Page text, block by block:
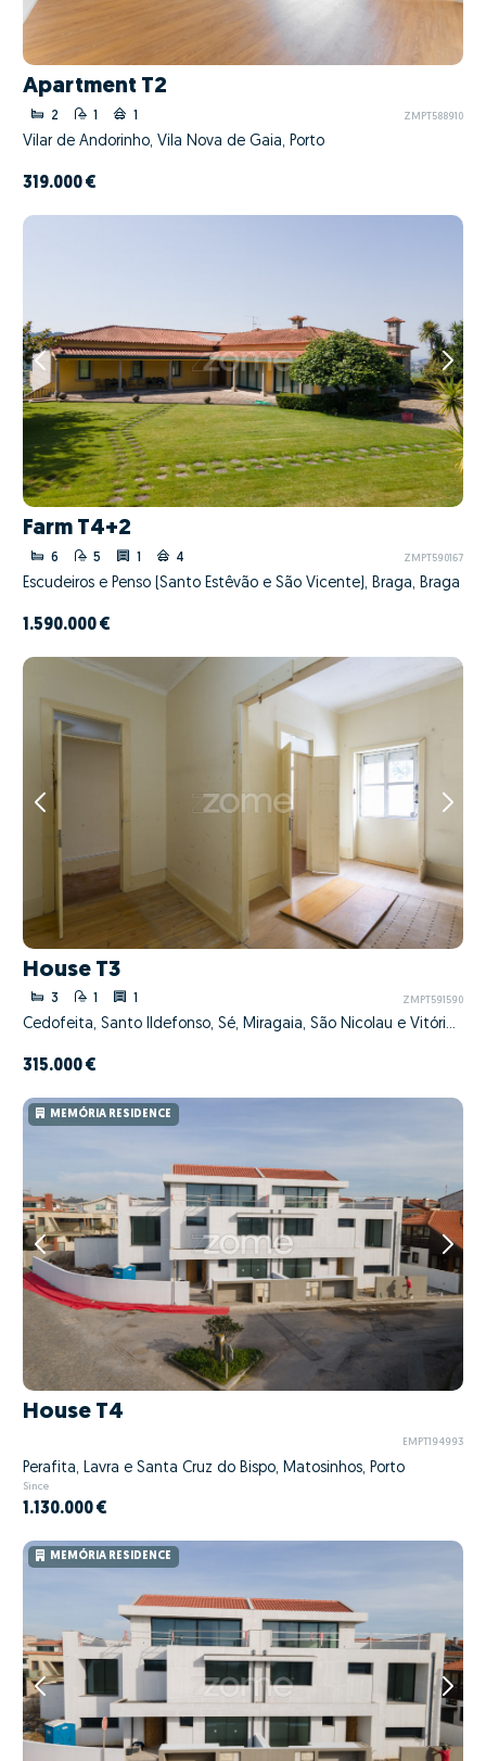
Apartment T2
2 1 1 ZMPT588910
Vilar de Andorinho, Vila Nova de Gaia, Porto
319.000 €
Farm T4+2
6 5 1 4 ZMPT590167
Escudeiros e Penso (Santo Estêvão e São Vicente), Braga, Braga
1.590.000 €
House T3
3 1 1 ZMPT591590
Cedofeita, Santo Ildefonso, Sé, Miragaia, São Nicolau e Vitória, Porto, Porto
315.000 €
MEMÓRIA RESIDENCE
House T4
EMPT194993
Perafita, Lavra e Santa Cruz do Bispo, Matosinhos, Porto
Since
1.130.000 €
MEMÓRIA RESIDENCE